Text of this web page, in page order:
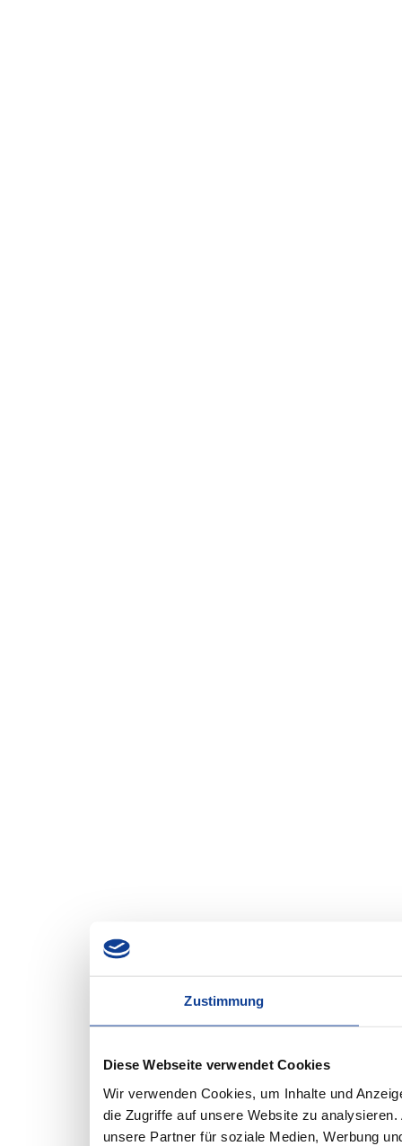
Zustimmung
Diese Webseite verwendet Cookies
Wir verwenden Cookies, um Inhalte und
die Zugriffe auf unsere Website zu
unsere Partner für soziale Medien, Werbung